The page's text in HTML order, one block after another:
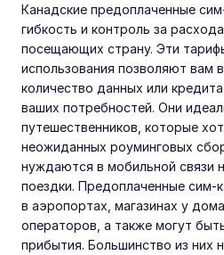
Канадские предоплаченные
гибкость и контроль за
посещающих страну. Эти
использования позволяют вам
количество данных или
ваших потребностей. Они
путешественников, которые
неожиданных роуминговых
нуждаются в мобильной связи
поездки. Предоплаченные
в аэропортах, магазинах у
операторов, а также могут
прибытия. Большинство из них